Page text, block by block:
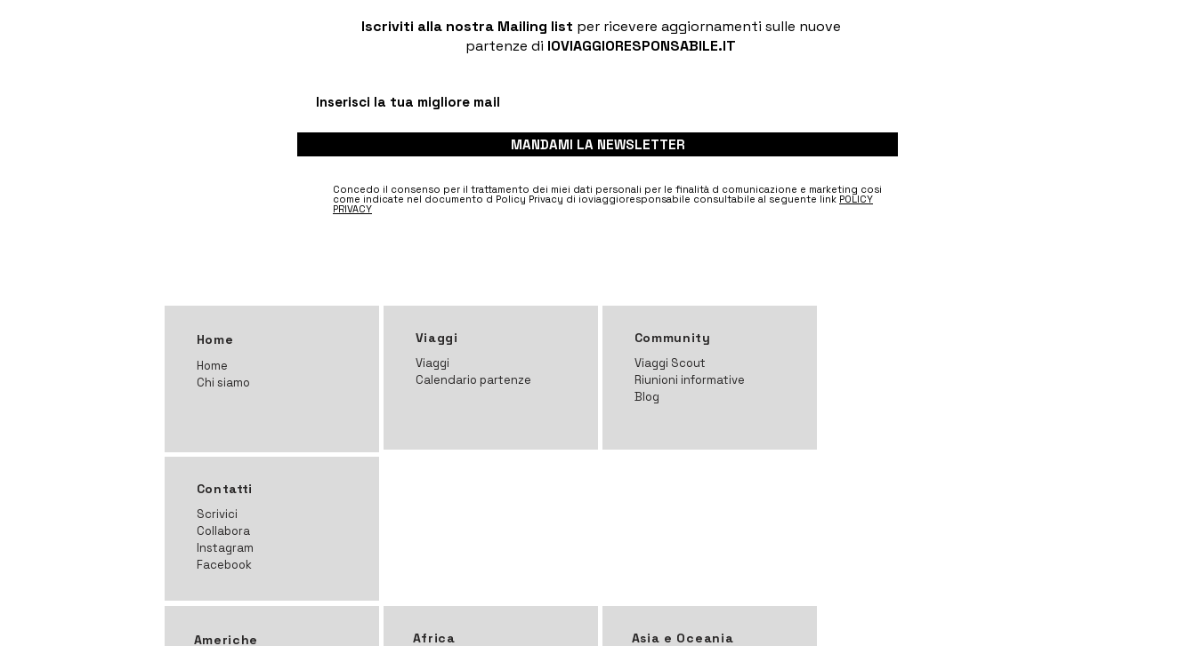
Iscriviti alla nostra Mailing list per ricevere aggiornamenti sulle nuove
partenze di IOVIAGGIORESPONSABILE.IT
MANDAMI LA NEWSLETTER
Concedo il consenso per il trattamento dei miei dati personali per le finalità d comunicazione e marketing cosi
come indicate nel documento d Policy Privacy di ioviaggioresponsabile consultabile al seguente link POLICY
PRIVACY
Home
Home
Chi siamo
Viaggi
Viaggi
Calendario partenze
Community
Viaggi Scout
Riunioni informative
Blog
Contatti
Scrivici
Collabora
Instagram
Facebook
Americhe Africa Asia e Oceania